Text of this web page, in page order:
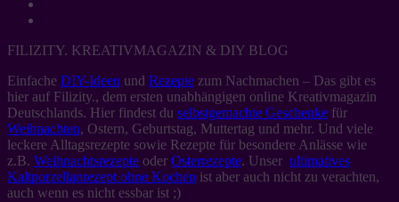
FILIZITY. KREATIVMAGAZIN & DIY BLOG
Einfache DIY-Ideen und Rezepte zum Nachmachen – Das gibt es
hier auf Filizity., dem ersten unabhängigen online Kreativmagazin
Deutschlands. Hier findest du selbstgemachte Geschenke für
Weihnachten, Ostern, Geburtstag, Muttertag und mehr. Und viele
leckere Alltagsrezepte sowie Rezepte für besondere Anlässe wie
z.B. Weihnachtsrezepte oder Osterrezepte. Unser ultimatives
Kaltporzellanrezept ohne Kochen ist aber auch nicht zu verachten,
auch wenn es nicht essbar ist ;)